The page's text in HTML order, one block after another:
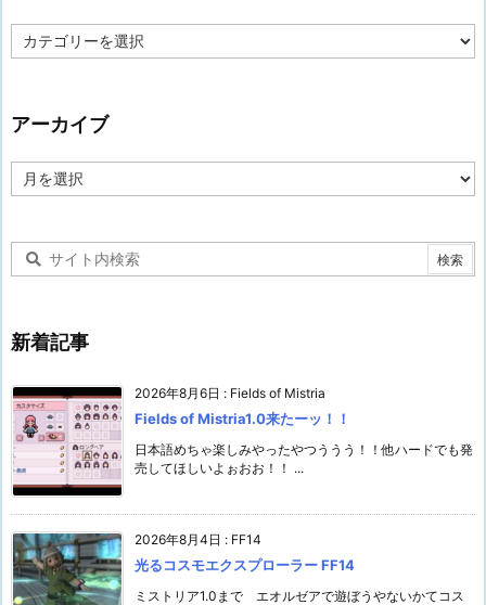
テ
ー
アーカイブ
ー
新着記事
2026年8月6日 : Fields of Mistria
Fields of Mistria1.0来たーッ！！
日本語めちゃ楽しみやったやつううう！！他ハードでも発
売してほしいよぉおお！！ ...
2026年8月4日 : FF14
光るコスモエクスプローラー FF14
ミストリア1.0まで エオルゼアで遊ぼうやないかてコス